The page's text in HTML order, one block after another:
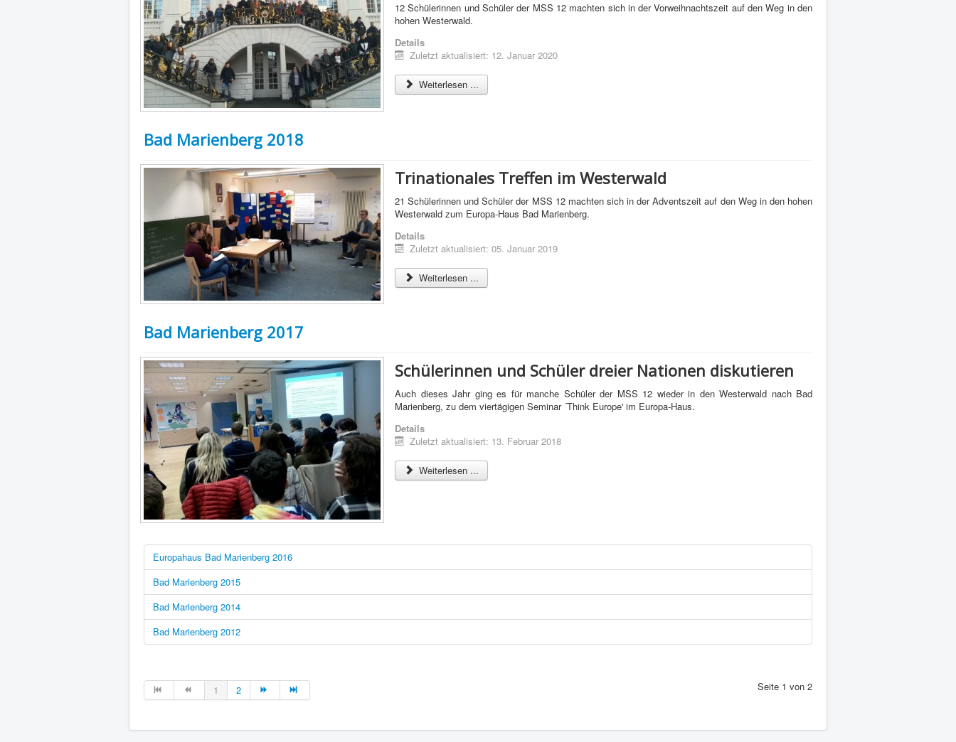
12 Schülerinnen und Schüler der MSS 12 machten sich in der Vorweihnachtszeit auf den Weg in den
hohen Westerwald.
Details
Zuletzt aktualisiert: 12. Januar 2020
Weiterlesen ...
Bad Marienberg 2018
Trinationales Treffen im Westerwald
21 Schülerinnen und Schüler der MSS 12 machten sich in der Adventszeit auf den Weg in den hohen
Westerwald zum Europa-Haus Bad Marienberg.
Details
Zuletzt aktualisiert: 05. Januar 2019
Weiterlesen ...
Bad Marienberg 2017
Schülerinnen und Schüler dreier Nationen diskutieren
Auch dieses Jahr ging es für manche Schüler der MSS 12 wieder in den Westerwald nach Bad
Marienberg, zu dem viertägigen Seminar ´Think Europe' im Europa-Haus.
Details
Zuletzt aktualisiert: 13. Februar 2018
Weiterlesen ...
Europahaus Bad Marienberg 2016
Bad Marienberg 2015
Bad Marienberg 2014
Bad Marienberg 2012
Seite 1 von 2
1 2